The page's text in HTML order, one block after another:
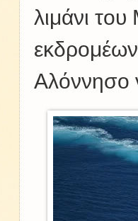
λιμάνι
Αλόννησο